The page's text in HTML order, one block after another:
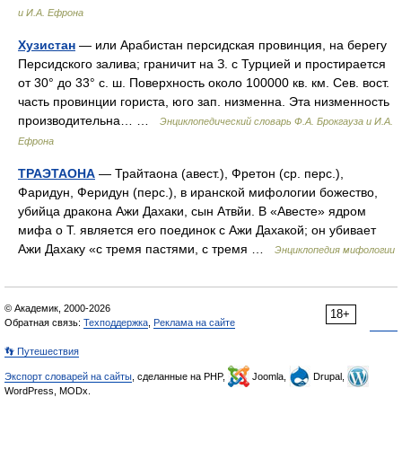
и И.А. Ефрона
Хузистан — или Арабистан персидская провинция, на берегу
Персидского залива; граничит на З. с Турцией и простирается
от 30° до 33° с. ш. Поверхность около 100000 кв. км. Сев. вост.
часть провинции гориста, юго зап. низменна. Эта низменность
производительна… …
Энциклопедический словарь Ф.А. Брокгауза и И.А.
Ефрона
ТРАЭТАОНА — Трайтаона (авест.), Фретон (ср. перс.),
Фаридун, Феридун (перс.), в иранской мифологии божество,
убийца дракона Ажи Дахаки, сын Атвйи. В «Авесте» ядром
мифа о Т. является его поединок с Ажи Дахакой; он убивает
Ажи Дахаку «с тремя пастями, с тремя …
Энциклопедия мифологии
18+
© Академик, 2000-2026
Обратная связь: Техподдержка Реклама на сайте
👣 Путешествия
Экспорт словарей на сайты , сделанные на PHP, Joomla,
Drupal,
WordPress, MODx.